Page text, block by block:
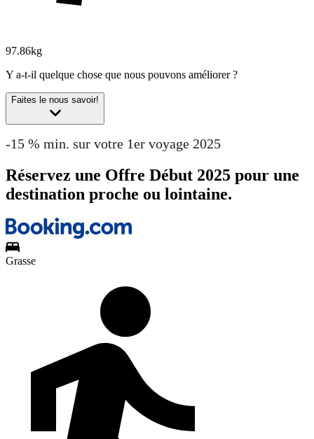
97.86kg
Y a-t-il quelque chose que nous pouvons améliorer ?
Faites le nous savoir!
-15 % min. sur votre 1er voyage 2025
Réservez une Offre Début 2025 pour une
destination proche ou lointaine.
Grasse